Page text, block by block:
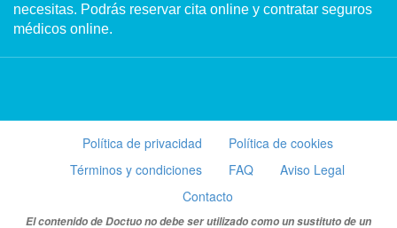
necesitas. Podrás reservar cita online y contratar seguros
médicos online.
Política de privacidad
Política de cookies
Términos y condiciones
FAQ
Aviso Legal
Contacto
El contenido de Doctuo no debe ser utilizado como un sustituto de un